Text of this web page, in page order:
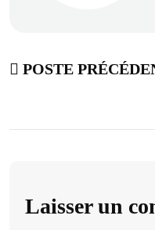
POSTE
Laisser un